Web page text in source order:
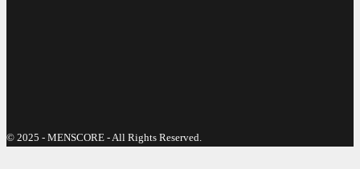
© 2025 - MENSCORE - All Rights Reserved.